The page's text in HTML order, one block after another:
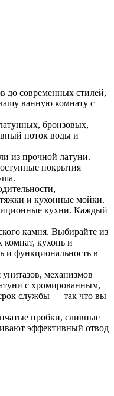
до современных стилей,
ванную комнату с
бронзовых,
поток воды и
из прочной латуни.
покрытия
и кухонные мойки.
кухни. Каждый
камня. Выбирайте из
кухонь и
и функциональность в
механизмов
с хромированным,
службы — так что вы
пробки, сливные
эффективный отвод